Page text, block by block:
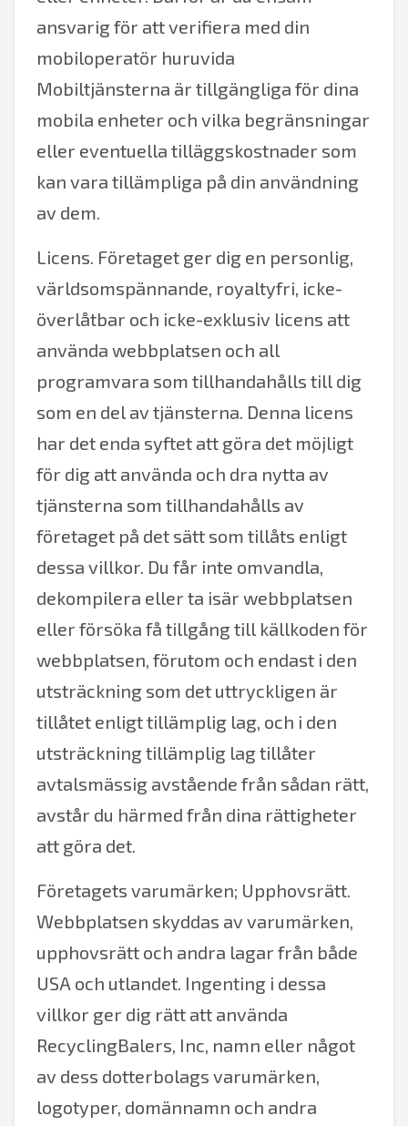
ansvarig för att verifiera med din
mobiloperatör huruvida
Mobiltjänsterna är tillgängliga för dina
mobila enheter och vilka begränsningar
eller eventuella tilläggskostnader som
kan vara tillämpliga på din användning
av dem.
Licens. Företaget ger dig en personlig,
världsomspännande, royaltyfri, icke-
överlåtbar och icke-exklusiv licens att
använda webbplatsen och all
programvara som tillhandahålls till dig
som en del av tjänsterna. Denna licens
har det enda syftet att göra det möjligt
för dig att använda och dra nytta av
tjänsterna som tillhandahålls av
företaget på det sätt som tillåts enligt
dessa villkor. Du får inte omvandla,
dekompilera eller ta isär webbplatsen
eller försöka få tillgång till källkoden för
webbplatsen, förutom och endast i den
utsträckning som det uttryckligen är
tillåtet enligt tillämplig lag, och i den
utsträckning tillämplig lag tillåter
avtalsmässig avstående från sådan rätt,
avstår du härmed från dina rättigheter
att göra det.
Företagets varumärken; Upphovsrätt.
Webbplatsen skyddas av varumärken,
upphovsrätt och andra lagar från både
USA och utlandet. Ingenting i dessa
villkor ger dig rätt att använda
RecyclingBalers, Inc, namn eller något
av dess dotterbolags varumärken,
logotyper, domännamn och andra